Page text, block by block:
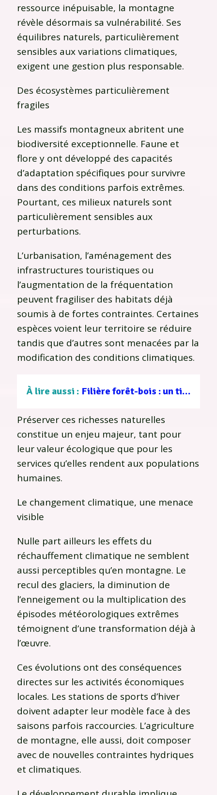
ressource inépuisable, la montagne
révèle désormais sa vulnérabilité. Ses
équilibres naturels, particulièrement
sensibles aux variations climatiques,
exigent une gestion plus responsable.
Des écosystèmes particulièrement
fragiles
Les massifs montagneux abritent une
biodiversité exceptionnelle. Faune et
flore y ont développé des capacités
d’adaptation spécifiques pour survivre
dans des conditions parfois extrêmes.
Pourtant, ces milieux naturels sont
particulièrement sensibles aux
perturbations.
L’urbanisation, l’aménagement des
infrastructures touristiques ou
l’augmentation de la fréquentation
peuvent fragiliser des habitats déjà
soumis à de fortes contraintes. Certaines
espèces voient leur territoire se réduire
tandis que d’autres sont menacées par la
modification des conditions climatiques.
À lire aussi : Filière forêt-bois : un tissu d’entreprises au service d’une gestion durable
Préserver ces richesses naturelles
constitue un enjeu majeur, tant pour
leur valeur écologique que pour les
services qu’elles rendent aux populations
humaines.
Le changement climatique, une menace
visible
Nulle part ailleurs les effets du
réchauffement climatique ne semblent
aussi perceptibles qu’en montagne. Le
recul des glaciers, la diminution de
l’enneigement ou la multiplication des
épisodes météorologiques extrêmes
témoignent d’une transformation déjà à
l’œuvre.
Ces évolutions ont des conséquences
directes sur les activités économiques
locales. Les stations de sports d’hiver
doivent adapter leur modèle face à des
saisons parfois raccourcies. L’agriculture
de montagne, elle aussi, doit composer
avec de nouvelles contraintes hydriques
et climatiques.